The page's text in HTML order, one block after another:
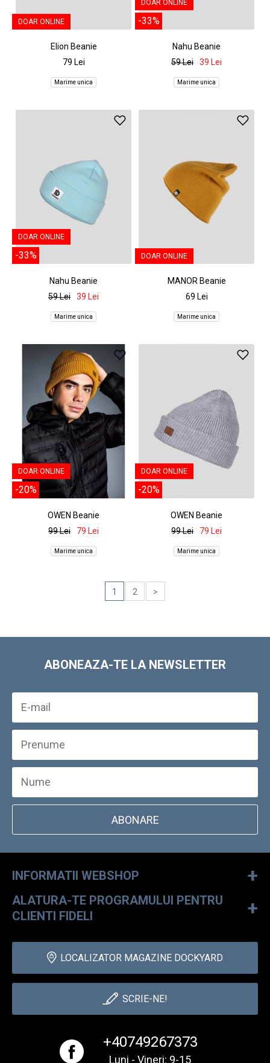
DOAR ONLINE
Elion Beanie
79 Lei
Marime unica
DOAR ONLINE
-33%
Nahu Beanie
59 Lei
39 Lei
Marime unica
DOAR ONLINE
-33%
Nahu Beanie
59 Lei
39 Lei
Marime unica
DOAR ONLINE
MANOR Beanie
69 Lei
Marime unica
DOAR ONLINE
-20%
OWEN Beanie
99 Lei
79 Lei
Marime unica
DOAR ONLINE
-20%
OWEN Beanie
99 Lei
79 Lei
Marime unica
1 2 >
ABONEAZA-TE LA NEWSLETTER
ABONARE
INFORMATII WEBSHOP +
ALATURA-TE PROGRAMULUI PENTRU
CLIENTI FIDELI
+
LOCALIZATOR MAGAZINE DOCKYARD
+40749267373
Luni - Vineri: 9-15
SCRIE-NE!